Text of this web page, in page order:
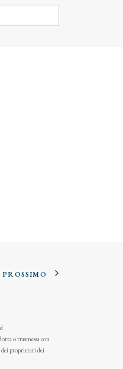
PROSSIMO
o trasmessa con
dei proprietari dei